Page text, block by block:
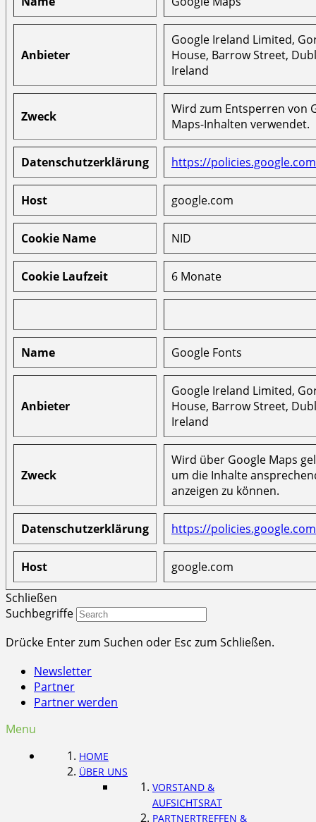
Anbieter
Google Ireland Limited,
House, Barrow Street,
Ireland
Zweck
Wird zum Entsperren von
Maps-Inhalten verwendet.
Datenschutzerklärung https://
Host google.com
Cookie Name NID
Cookie Laufzeit 6 Monate
Name Google Fonts
Anbieter
Google Ireland Limited,
House, Barrow Street,
Ireland
Zweck
Wird über Google Maps
um die Inhalte
anzeigen zu können.
Datenschutzerklärung https://
Host
google.com
Schließen
Suchbegriffe
Drücke Enter zum Suchen oder Esc zum Schließen.
Newsletter
Partner
Partner werden
Menu
HOME
ÜBER UNS
VORSTAND &
AUFSICHTSRAT
PARTNERTREFFEN &